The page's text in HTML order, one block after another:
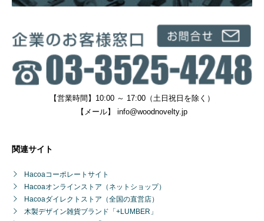
【営業時間】10:00 ～ 17:00（土日祝日を除く）
【メール】 info@woodnovelty.jp
関連サイト
Hacoaコーポレートサイト
Hacoaオンラインストア（ネットショップ）
Hacoaダイレクトストア（全国の直営店）
木製デザイン雑貨ブランド「+LUMBER」